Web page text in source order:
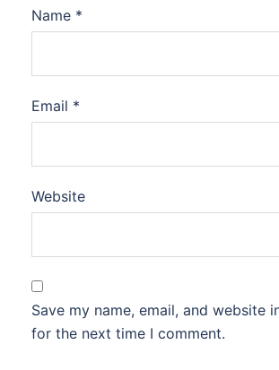
Name *
Email *
Website
Save my name, email, and website
for the next time I comment.